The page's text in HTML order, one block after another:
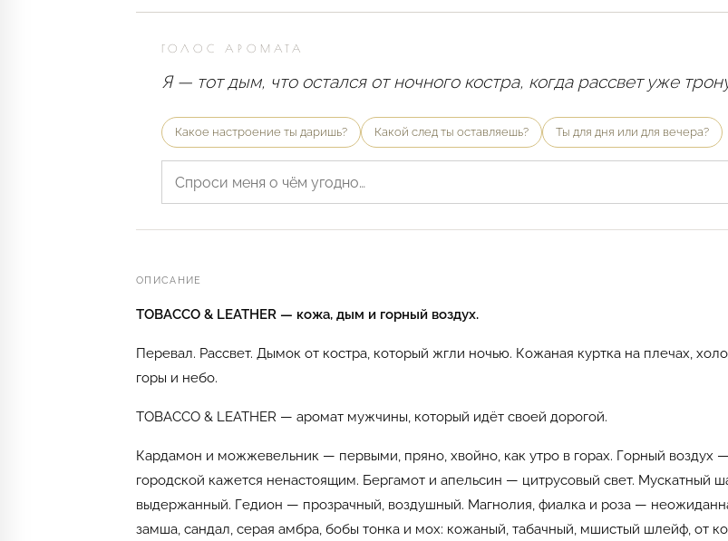
ГОЛОС АРОМАТА
Я — тот дым, что остался от ночного костра, когда рассвет уже
Какое настроение ты даришь? Какой след ты оставляешь? Ты для дня или для вечера?
ОПИСАНИЕ
TOBACCO & LEATHER — кожа, дым и горный воздух.
Перевал. Рассвет. Дымок от костра, который жгли ночью. Кожаная куртка на плечах,
горы и небо.
TOBACCO & LEATHER — аромат мужчины, который идёт своей дорогой.
Кардамон и можжевельник — первыми, пряно, хвойно, как утро в горах. Горный воздух
городской кажется ненастоящим. Бергамот и апельсин — цитрусовый свет.
выдержанный. Гедион — прозрачный, воздушный. Магнолия, фиалка и роза —
замша, сандал, серая амбра, бобы тонка и мох: кожаный, табачный, мшистый шлейф, от